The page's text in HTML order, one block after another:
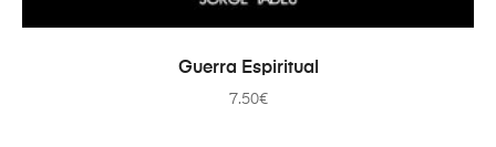
ADICIONAR
Guerra Espiritual
7.50€